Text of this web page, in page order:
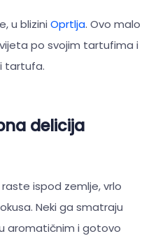
u blizini Oprtlja. Ovo malo
po svojim tartufima i
tartufa.
delicija
ispod zemlje, vrlo
Neki ga smatraju
aromatičnim i gotovo